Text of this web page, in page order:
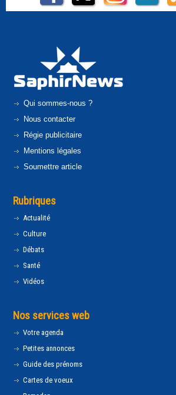
Qui sommes-nous ?
Nous contacter
Régie publicitaire
Mentions légales
Soumettre article
Rubriques
Actualité
Culture
Débats
Santé
Vidéos
Nos services web
Votre agenda
Petites annonces
Guide des prénoms
Cartes de voeux